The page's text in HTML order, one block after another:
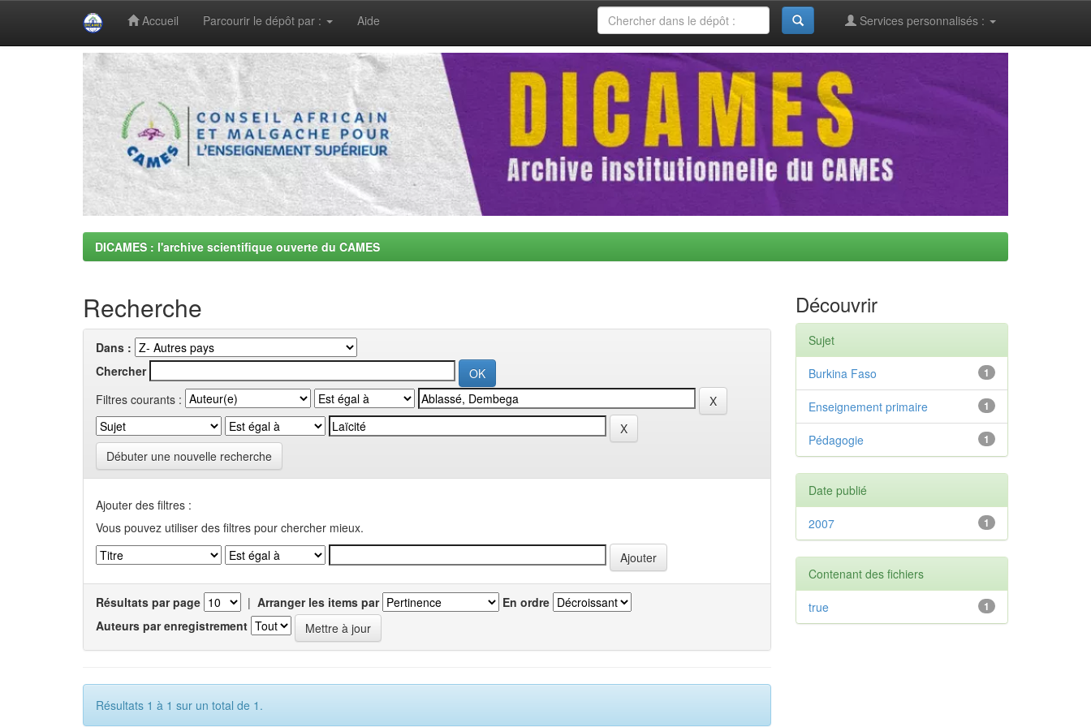
Accueil Parcourir le dépôt par : Aide Services personnalisés :
DICAMES : l'archive scientifique ouverte du CAMES
Recherche
Dans :
Chercher
Filtres courants :
Débuter une nouvelle recherche
Ajouter des filtres :
Vous pouvez utiliser des filtres pour chercher mieux.
Résultats par page | Arranger les items par
En ordre
Auteurs par enregistrement
Résultats 1 à 1 sur un total de 1.
Découvrir
Sujet
1
Burkina Faso
1
Enseignement primaire
1
Pédagogie
Date publié
1
2007
Contenant des fichiers
1
true